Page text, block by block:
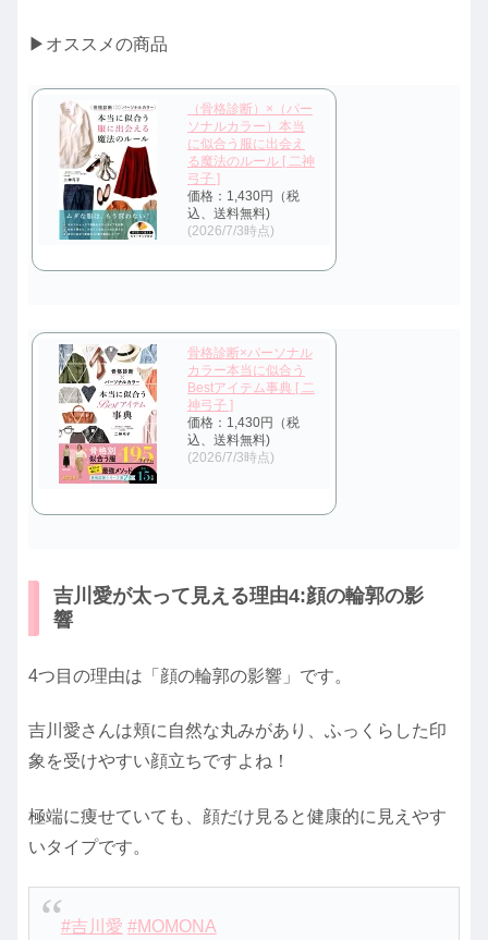
▶オススメの商品
（骨格診断）×（パー
ソナルカラー）本当
に似合う服に出会え
る魔法のルール [ 二神
弓子 ]
価格：1,430円（税
込、送料無料)
(2026/7/3時点)
骨格診断×パーソナル
カラー本当に似合う
Bestアイテム事典 [ 二
神弓子 ]
価格：1,430円（税
込、送料無料)
(2026/7/3時点)
吉川愛が太って見える理由4:顔の輪郭の影
響
4つ目の理由は「顔の輪郭の影響」です。
吉川愛さんは頬に自然な丸みがあり、ふっくらした印
象を受けやすい顔立ちですよね！
極端に痩せていても、顔だけ見ると健康的に見えやす
いタイプです。
#吉川愛 #MOMONA